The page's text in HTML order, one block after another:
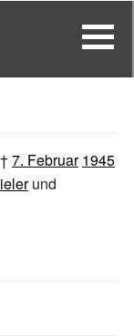
7. Februar 1945
und